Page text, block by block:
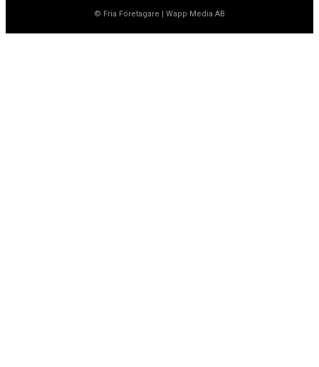
© Fria Företagare Wapp Media AB